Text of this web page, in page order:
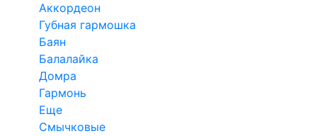
Аккордеон
Губная гармошка
Баян
Балалайка
Домра
Гармонь
Еще
Смычковые